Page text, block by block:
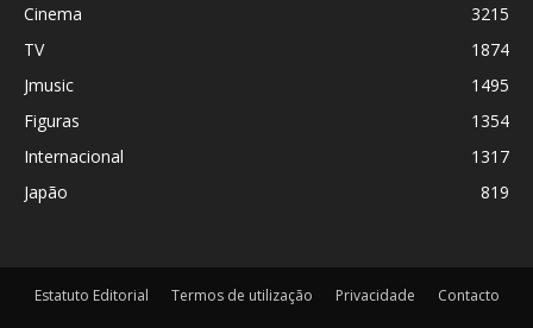
Cinema
3215
TV
1874
Jmusic
1495
Figuras
1354
Internacional
1317
Japão
819
Estatuto Editorial Termos de utilização Privacidade Contacto